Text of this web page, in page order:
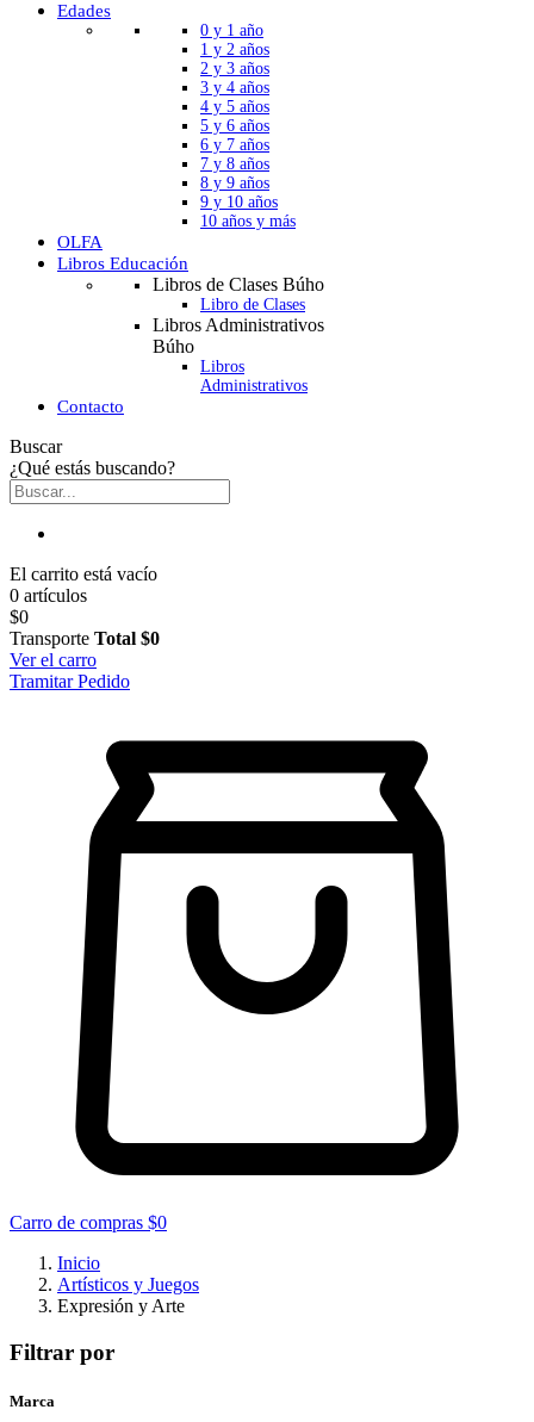
Edades
0 y 1 año
1 y 2 años
2 y 3 años
3 y 4 años
4 y 5 años
5 y 6 años
6 y 7 años
7 y 8 años
8 y 9 años
9 y 10 años
10 años y más
OLFA
Libros Educación
Libros de Clases Búho
Libro de Clases
Libros Administrativos
Búho
Libros
Administrativos
Contacto
Buscar
¿Qué estás buscando?
El carrito está vacío
0 artículos
$0
Transporte Total $0
Ver el carro
Tramitar Pedido
Carro de compras $0
Inicio
Artísticos y Juegos
Expresión y Arte
Filtrar por
Marca